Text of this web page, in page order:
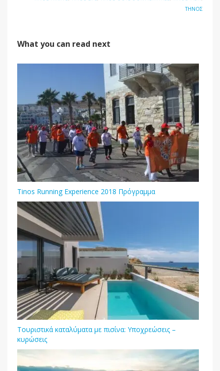
ΤΉΝΟΣ
What you can read next
Tinos Running Experience 2018 Πρόγραμμα
Τουριστικά καταλύματα με πισίνα: Υποχρεώσεις –
κυρώσεις